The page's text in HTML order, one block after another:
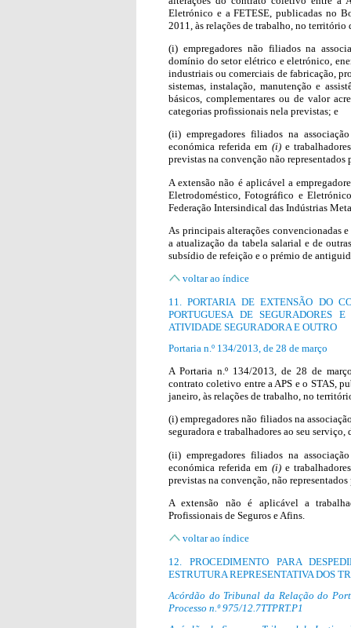
Eletrónico e a FETESE, publicadas no
2011, às relações de trabalho, no território
(i) empregadores não filiados na
domínio do setor elétrico e eletrónico,
industriais ou comerciais de fabricação,
sistemas, instalação, manutenção e
básicos, complementares ou de valor
categorias profissionais nela previstas; e
(ii) empregadores filiados na
económica referida em (i)e
previstas na convenção não
A extensão não é aplicável a
Eletrodoméstico, Fotográfico e
Federação Intersindical das Indústrias
As principais alterações convencionadas
a atualização da tabela salarial e de
subsídio de refeição e o prémio de
voltar ao índice
11. PORTARIA DE EXTENSÃO DO
PORTUGUESA DE SEGURADORES
ATIVIDADE SEGURADORA E OUTRO
Portaria n.º 134/2013, de 28 de março
A Portaria n.º 134/2013, de 28 de
contrato coletivo entre a APS e o STAS,
janeiro, às relações de trabalho, no
(i) empregadores não filiados na
seguradora e trabalhadores ao seu
(ii) empregadores filiados na
económica referida em (i)e
previstas na convenção, não
A extensão não é aplicável a
Profissionais de Seguros e Afins.
voltar ao índice
12. PROCEDIMENTO PARA
ESTRUTURA REPRESENTATIVA DOS
Acórdão do Tribunal da Relação do
Processo n.º 975/12.7TTPRT.P1